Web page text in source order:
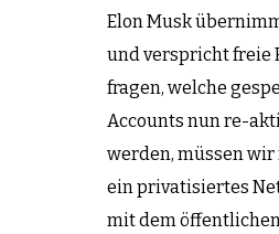
Elon Musk
und verspricht freie
fragen, welche
Accounts nun re-
werden, müssen wir
ein privatisiertes
mit dem